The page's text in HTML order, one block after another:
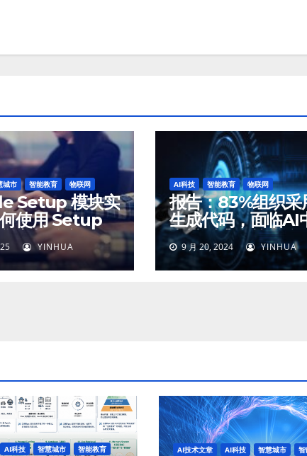
城市 智能教育 物联网
Setup 模块实
使用 Setup
主机信息
YINHUA
AI科技 智能教育 物联网
报告：83%组织采
生成代码，面临AI
和模型逃逸等风险
9 月 20, 2024 YINHUA
AI科技 智慧城市 智能教育 AI技术文章 AI科技 智慧城市